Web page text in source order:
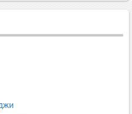
повърхностите. Те
специализирани формули за
за подове, стъкла,
за професионално